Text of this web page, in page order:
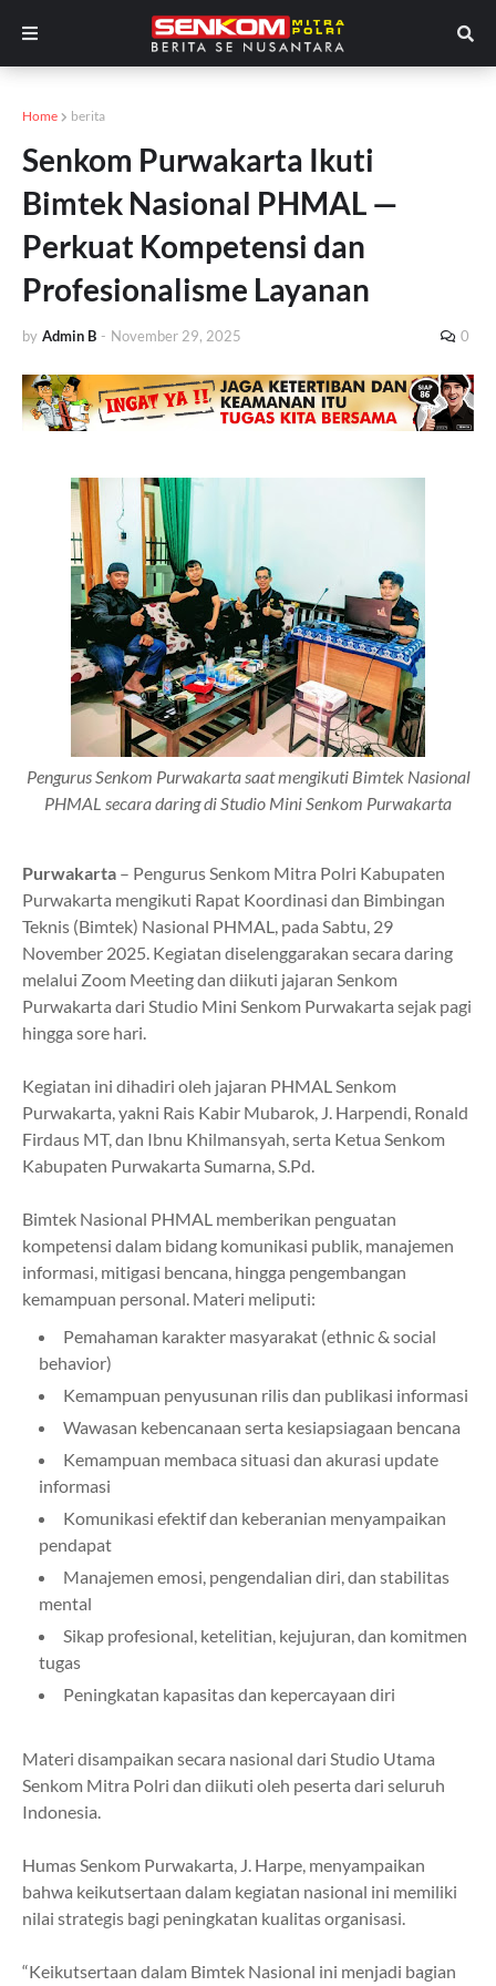
Home berita
Senkom Purwakarta Ikuti
Bimtek Nasional PHMAL —
Perkuat Kompetensi dan
Profesionalisme Layanan
by Admin B - November 29, 2025 0
Pengurus Senkom Purwakarta saat mengikuti Bimtek Nasional
PHMAL secara daring di Studio Mini Senkom Purwakarta
Purwakarta – Pengurus Senkom Mitra Polri Kabupaten
Purwakarta mengikuti Rapat Koordinasi dan Bimbingan
Teknis (Bimtek) Nasional PHMAL, pada Sabtu, 29
November 2025. Kegiatan diselenggarakan secara daring
melalui Zoom Meeting dan diikuti jajaran Senkom
Purwakarta dari Studio Mini Senkom Purwakarta sejak pagi
hingga sore hari.
Kegiatan ini dihadiri oleh jajaran PHMAL Senkom
Purwakarta, yakni Rais Kabir Mubarok, J. Harpendi, Ronald
Firdaus MT, dan Ibnu Khilmansyah, serta Ketua Senkom
Kabupaten Purwakarta Sumarna, S.Pd.
Bimtek Nasional PHMAL memberikan penguatan
kompetensi dalam bidang komunikasi publik, manajemen
informasi, mitigasi bencana, hingga pengembangan
kemampuan personal. Materi meliputi:
Pemahaman karakter masyarakat (ethnic & social
behavior)
Kemampuan penyusunan rilis dan publikasi informasi
Wawasan kebencanaan serta kesiapsiagaan bencana
Kemampuan membaca situasi dan akurasi update
informasi
Komunikasi efektif dan keberanian menyampaikan
pendapat
Manajemen emosi, pengendalian diri, dan stabilitas
mental
Sikap profesional, ketelitian, kejujuran, dan komitmen
tugas
Peningkatan kapasitas dan kepercayaan diri
Materi disampaikan secara nasional dari Studio Utama
Senkom Mitra Polri dan diikuti oleh peserta dari seluruh
Indonesia.
Humas Senkom Purwakarta, J. Harpe, menyampaikan
bahwa keikutsertaan dalam kegiatan nasional ini memiliki
nilai strategis bagi peningkatan kualitas organisasi.
“Keikutsertaan dalam Bimtek Nasional ini menjadi bagian